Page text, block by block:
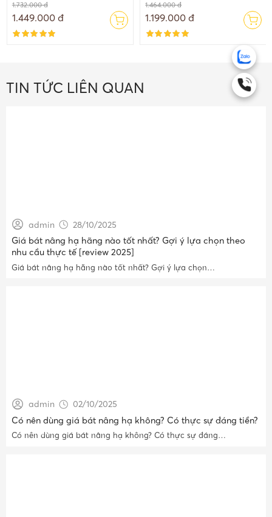
1.464.000 đ
1.199.000 đ
2.229.000 đ
1.757.000 đ
TIN TỨC LIÊN QUAN
admin
28/10/2025
Giá bát nâng hạ hãng nào tốt nhất? Gợi ý lựa chọn theo
nhu cầu thực tế [review 2025]
Giá bát nâng hạ hãng nào tốt nhất? Gợi ý lựa chọn…
admin
02/10/2025
Có nên dùng giá bát nâng hạ không? Có thực sự đáng tiền?
Có nên dùng giá bát nâng hạ không? Có thực sự đáng…